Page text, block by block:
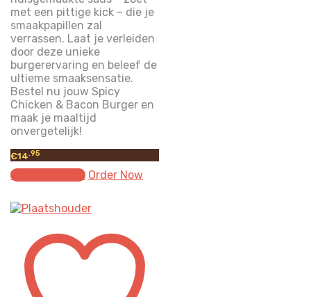
met een pittige kick – die je
smaakpapillen zal
verrassen. Laat je verleiden
door deze unieke
burgerervaring en beleef de
ultieme smaaksensatie.
Bestel nu jouw Spicy
Chicken & Bacon Burger en
maak je maaltijd
onvergetelijk!
€14.95
Select options Order Now